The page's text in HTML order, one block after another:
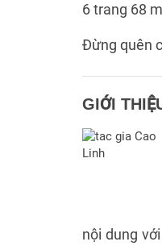
6 trang 68
Đừng quên
GIỚI
nội dung